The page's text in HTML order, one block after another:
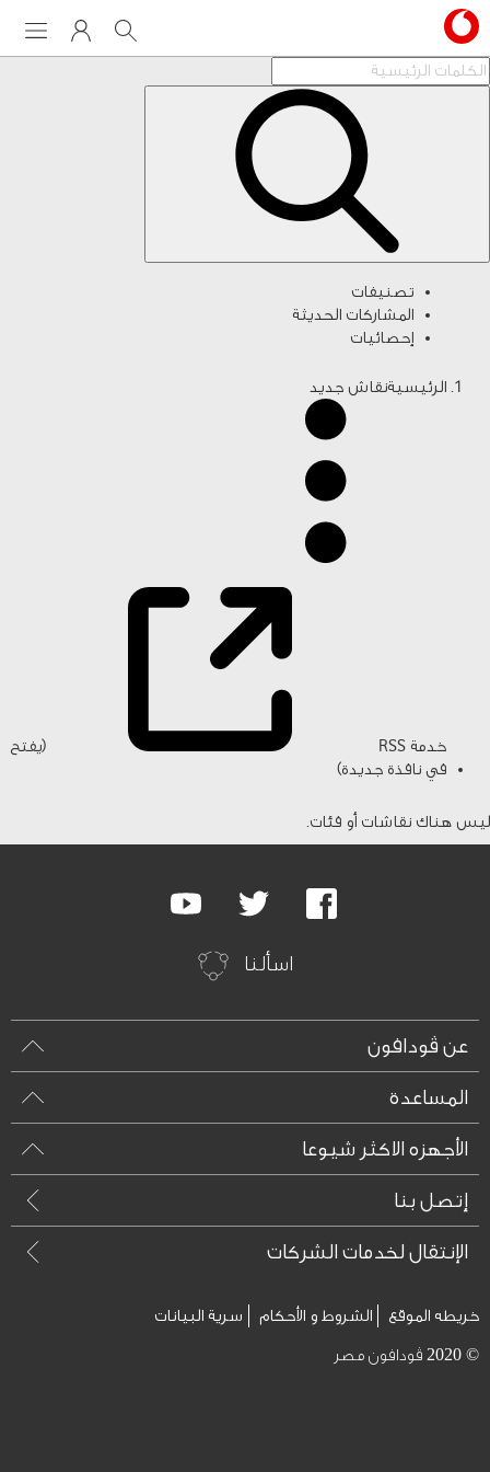
My VodafoneSearch
تصنيفات
المشاركات الحديثة
إحصائيات
الرئيسيةنقاش جديد
خدمة RSS
(يفتح
في نافذة جديدة)
ليس هناك نقاشات أو فئات.
Facebook
Twitter
Youtube
اسألنا
عن ڤودافون
المساعدة
الأجهزه الاكثر شيوعا
إتصل بنا
الإنتقال لخدمات الشركات
خريطه الموقع الشروط و الأحكام سرية البيانات
© 2020 ڤودافون مصر